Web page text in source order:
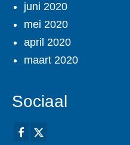
juni 2020
mei 2020
april 2020
maart 2020
Sociaal